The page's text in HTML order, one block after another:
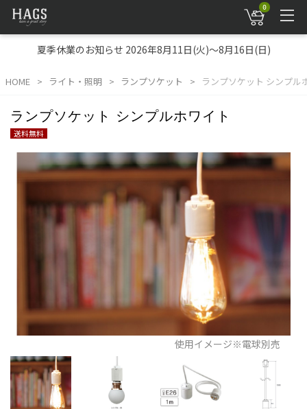
0
夏季休業のお知らせ 2026年8月11日(火)～8月16日(日)
HOME ライト・照明 ランプソケット ランプソケット シンプル
ランプソケット シンプルホワイト
送料無料
使用イメージ※電球別売